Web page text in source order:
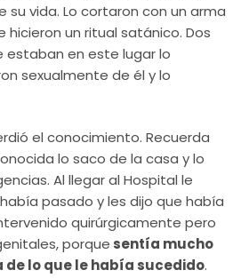
su vida. Lo cortaron con un arma
hicieron un ritual satánico. Dos
estaban en este lugar lo
sexualmente de él y lo
el conocimiento. Recuerda
lo saco de la casa y lo
Al llegar al Hospital le
pasado y les dijo que había
quirúrgicamente pero
porque sentía mucho
de lo que le había sucedido.